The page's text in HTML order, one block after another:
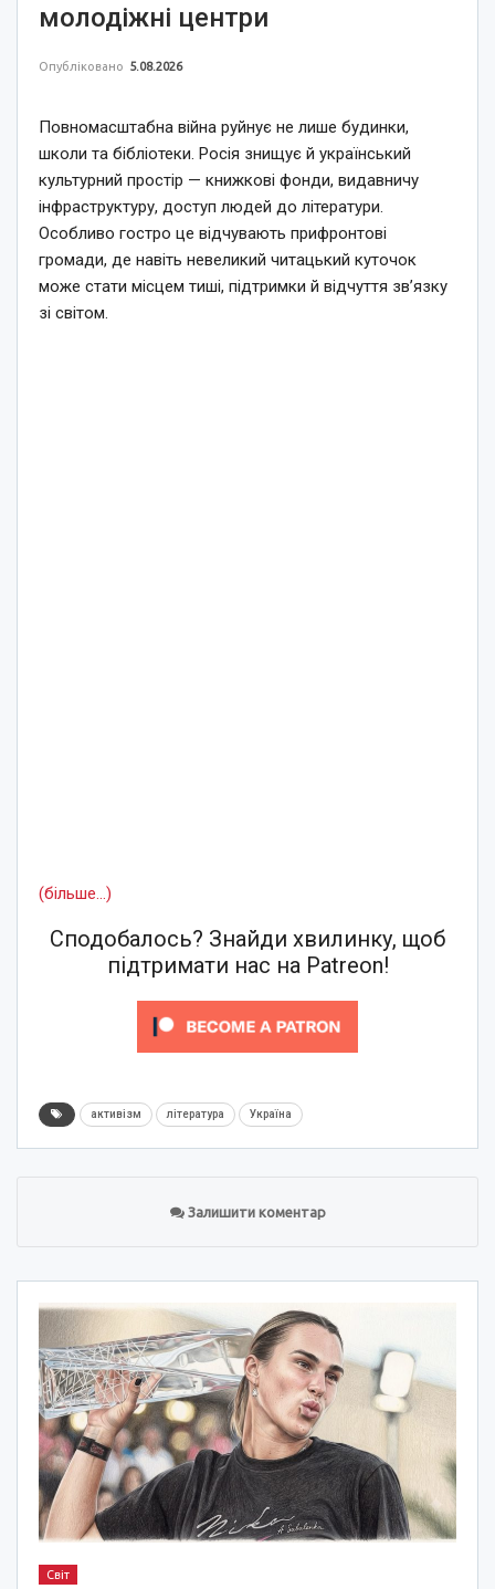
молодіжні центри
Опубліковано 5.08.2026
Повномасштабна війна руйнує не лише будинки,
школи та бібліотеки. Росія знищує й український
культурний простір — книжкові фонди, видавничу
інфраструктуру, доступ людей до літератури.
Особливо гостро це відчувають прифронтові
громади, де навіть невеликий читацький куточок
може стати місцем тиші, підтримки й відчуття зв’язку
зі світом.
(більше…)
Сподобалось? Знайди хвилинку, щоб
підтримати нас на Patreon!
активізм література Україна
Залишити коментар
Світ